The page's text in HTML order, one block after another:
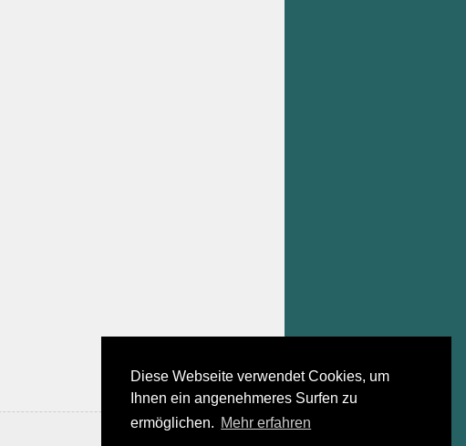
Diese Webseite verwendet Cookies, um
Ihnen ein angenehmeres Surfen zu
ermöglichen. Mehr erfahren